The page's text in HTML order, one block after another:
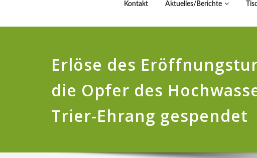
Kontakt Aktuelles/Berichte
Erlöse des
die Opfer des
Trier-Ehrang gespendet